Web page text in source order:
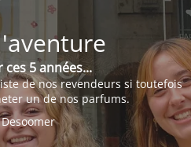
5 années...
de nos revendeurs si toutefois
un de nos parfums.